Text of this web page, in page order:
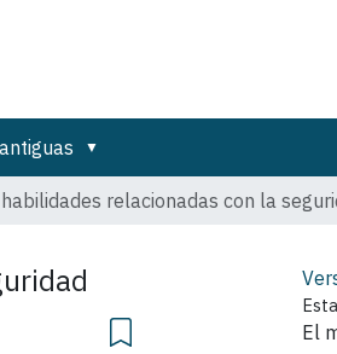
relacionadas con la
El